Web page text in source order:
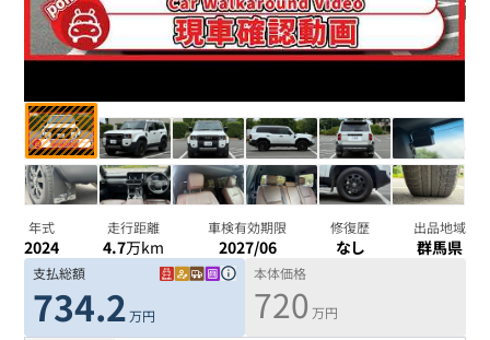
年式
2024
走行距離
4.7万km
車検有効期限
2027/06
修復歴
なし
出品地域
群馬県
支払総額
734.2 万円
本体価格
720 万円